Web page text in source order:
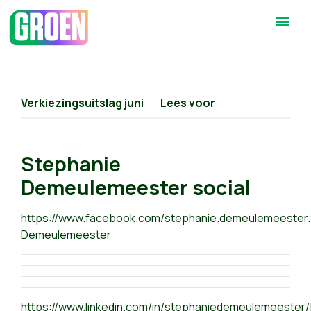
Verkiezingsuitslag juni Lees voor
Stephanie
Demeulemeester social
https://www.facebook.com/
Demeulemeester
https://www.linkedin.com/in/